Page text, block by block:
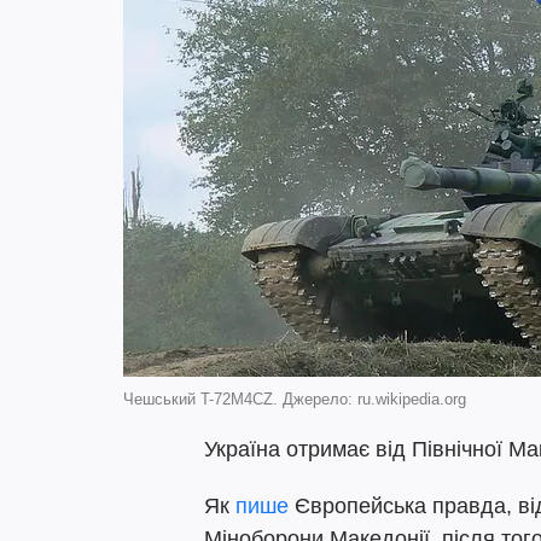
Чешський T-72M4CZ. Джерело: ru.wikipedia.org
Україна отримає від Північної
Як пише Європейська правда,